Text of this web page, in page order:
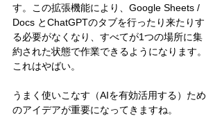
す。この拡張機能により、Google Sheets /
Docs とChatGPTのタブを行ったり来たりす
る必要がなくなり、すべてが1つの場所に集
約された状態で作業できるようになります。
これはやばい。
うまく使いこなす（AIを有効活用する）ため
のアイデアが重要になってきますね。